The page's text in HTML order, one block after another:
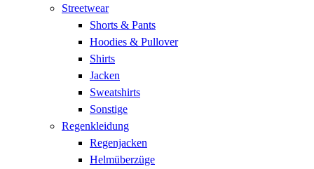
Streetwear
Shorts & Pants
Hoodies & Pullover
Shirts
Jacken
Sweatshirts
Sonstige
Regenkleidung
Regenjacken
Helmüberzüge